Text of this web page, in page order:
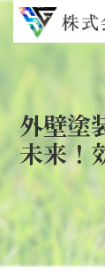
外壁塗
未来！